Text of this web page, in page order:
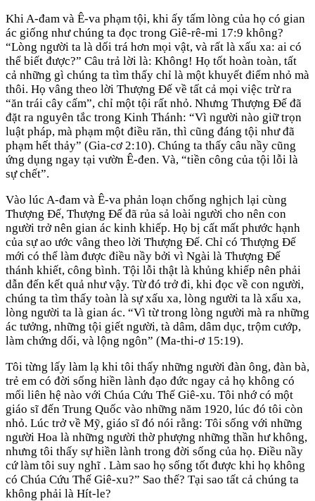
Khi A-đam và Ê-va phạm tội, khi ấy tấm lòng của họ có gian
ác giống như chúng ta đọc trong Giê-rê-mi 17:9 không?
“Lòng người ta là dối trá hơn mọi vật, và rất là xấu xa: ai có
thể biết được?” Câu trả lời là: Không! Họ tốt hoàn toàn, tất
cả những gì chúng ta tìm thấy chỉ là một khuyết điểm nhỏ mà
thôi. Họ vâng theo lời Thượng Đế về tất cả mọi việc trừ ra
“ăn trái cây cấm”, chỉ một tội rất nhỏ. Nhưng Thượng Đế đã
đặt ra nguyên tắc trong Kinh Thánh: “Vì người nào giữ trọn
luật pháp, mà phạm một điều răn, thì cũng đáng tội như đã
phạm hết thảy” (Gia-cơ 2:10). Chúng ta thấy câu nầy cũng
ứng dụng ngay tại vườn Ê-đen. Và, “tiền công của tội lỗi là
sự chết”.
Vào lúc A-đam và Ê-va phản loạn chống nghịch lại cùng
Thượng Đế, Thượng Đế đã rủa sả loài người cho nên con
người trở nên gian ác kinh khiếp. Họ bị cất mất phước hạnh
của sự ao ước vâng theo lời Thượng Đế. Chỉ có Thượng Đế
mới có thể làm được điều nầy bởi vì Ngài là Thượng Đế
thánh khiết, công bình. Tội lỗi thật là khủng khiếp nên phải
dẫn đến kết quả như vậy. Từ đó trở đi, khi đọc về con người,
chúng ta tìm thấy toàn là sự xấu xa, lòng người ta là xấu xa,
lòng người ta là gian ác. “Vì từ trong lòng người mà ra những
ác tưởng, những tội giết người, tà dâm, dâm dục, trộm cướp,
làm chứng dối, và lộng ngôn” (Ma-thi-ơ 15:19).
Tôi từng lấy làm lạ khi tôi thấy những người đàn ông, đàn bà,
trẻ em có đời sống hiền lành đạo đức ngay cả họ không có
mối liên hệ nào với Chúa Cứu Thế Giê-xu. Tôi nhớ có một
giáo sĩ đến Trung Quốc vào những năm 1920, lúc đó tôi còn
nhỏ. Lúc trở về Mỹ, giáo sĩ đó nói rằng: Tôi sống với những
người Hoa là những người thờ phượng những thần hư không,
nhưng tôi thấy sự hiền lành trong đời sống của họ. Điều nầy
cứ làm tôi suy nghĩ . Làm sao họ sống tốt được khi họ không
có Chúa Cứu Thế Giê-xu?” Sao thế? Tại sao tất cả chúng ta
không phải là Hít-le?